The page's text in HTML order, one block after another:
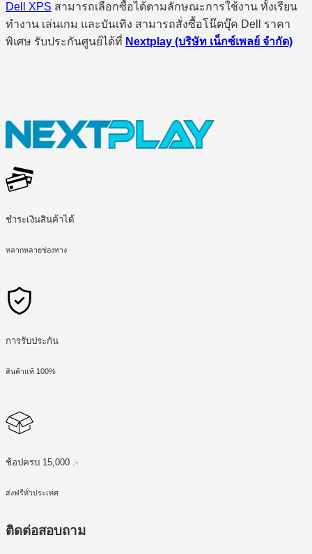
Dell XPS สามารถเลือกซื้อได้ตามลักษณะการใช้งาน ทั้งเรียน
ทำงาน เล่นเกม และบันเทิง สามารถสั่งซื้อโน๊ตบุ๊ค Dell ราคา
พิเศษ รับประกันศูนย์ได้ที่ Nextplay (บริษัท เน็กซ์เพลย์ จำกัด)
ชำระเงินสินค้าได้
หลากหลายช่องทาง
การรับประกัน
สินค้าแท้ 100%
ช้อปครบ 15,000 .-
ส่งฟรีทั่วประเทศ
ติดต่อสอบถาม